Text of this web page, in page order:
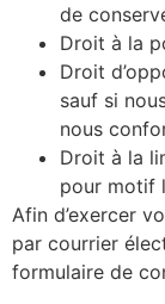
de
Droit à la
Droit
sauf si
nous
Droit à la
pour motif
Afin d’exercer
par courrier
formulaire de